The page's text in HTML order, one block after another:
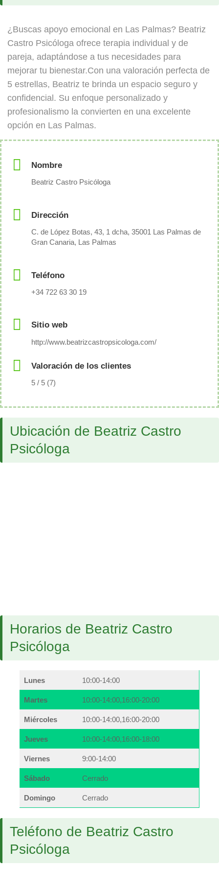
¿Buscas apoyo emocional en Las Palmas? Beatriz
Castro Psicóloga ofrece terapia individual y de
pareja, adaptándose a tus necesidades para
mejorar tu bienestar.Con una valoración perfecta de
5 estrellas, Beatriz te brinda un espacio seguro y
confidencial. Su enfoque personalizado y
profesionalismo la convierten en una excelente
opción en Las Palmas.
Nombre
Beatriz Castro Psicóloga
Dirección
C. de López Botas, 43, 1 dcha, 35001 Las Palmas de
Gran Canaria, Las Palmas
Teléfono
+34 722 63 30 19
Sitio web
http://www.beatrizcastropsicologa.com/
Valoración de los clientes
5 / 5 (7)
Ubicación de Beatriz Castro
Psicóloga
Horarios de Beatriz Castro
Psicóloga
Lunes 10:00-14:00
Martes 10:00-14:00,16:00-20:00
Miércoles 10:00-14:00,16:00-20:00
Jueves 10:00-14:00,16:00-18:00
Viernes 9:00-14:00
Sábado Cerrado
Domingo Cerrado
Teléfono de Beatriz Castro
Psicóloga